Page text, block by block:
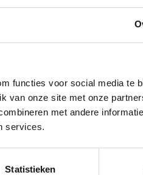
functies voor social media te
van onze site met onze
met andere
services.
Statistieken